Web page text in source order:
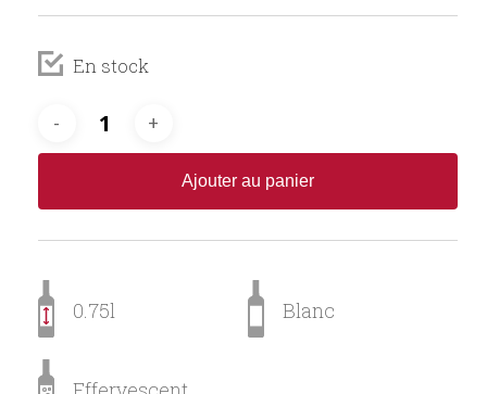
En stock
Ajouter au panier
0.75l Blanc